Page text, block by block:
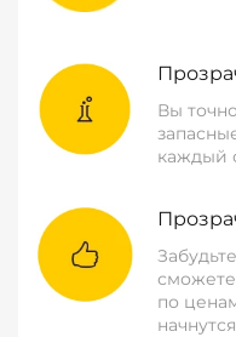
Вы
каждый
по